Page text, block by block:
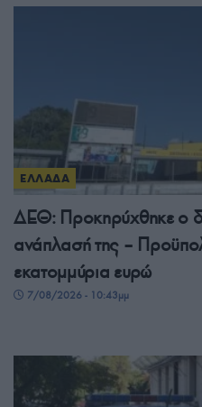
ΕΛΛΑΔΑ
ΔΕΘ: Προκηρύχθηκε ο
ανάπλασή της –
εκατομμύρια ευρώ
7/08/2026 - 10:43μμ